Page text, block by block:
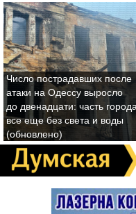
Число пострадавших после
атаки на Одессу выросло
до двенадцати: часть города
все еще без света и воды
(обновлено)